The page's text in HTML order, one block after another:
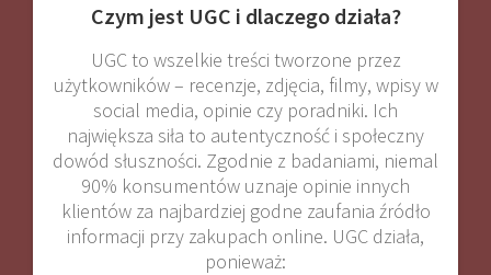
Czym jest UGC i dlaczego działa?
UGC to wszelkie treści tworzone przez
użytkowników – recenzje, zdjęcia, filmy, wpisy w
social media, opinie czy poradniki. Ich
największa siła to autentyczność i społeczny
dowód słuszności. Zgodnie z badaniami, niemal
90% konsumentów uznaje opinie innych
klientów za najbardziej godne zaufania źródło
informacji przy zakupach online. UGC działa,
ponieważ: